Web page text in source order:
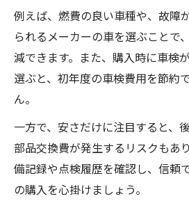
中古車販売で想定外出
生活と家計に優しい車の維
中古車販売で維持費を
本
中古車販売で家計負担
解説
中古車販売と維持費バ
中古車販売で家計にやさ
例えば、燃費の良い車種や、故障
られるメーカーの車を選ぶことで
減できます。また、購入時に車検
選ぶと、初年度の車検費用を節約
ん。
一方で、安さだけに注目すると、
部品交換費が発生するリスクもあ
備記録や点検履歴を確認し、信頼
の購入を心掛けましょう。